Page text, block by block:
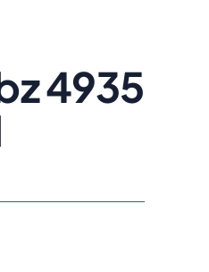
4935